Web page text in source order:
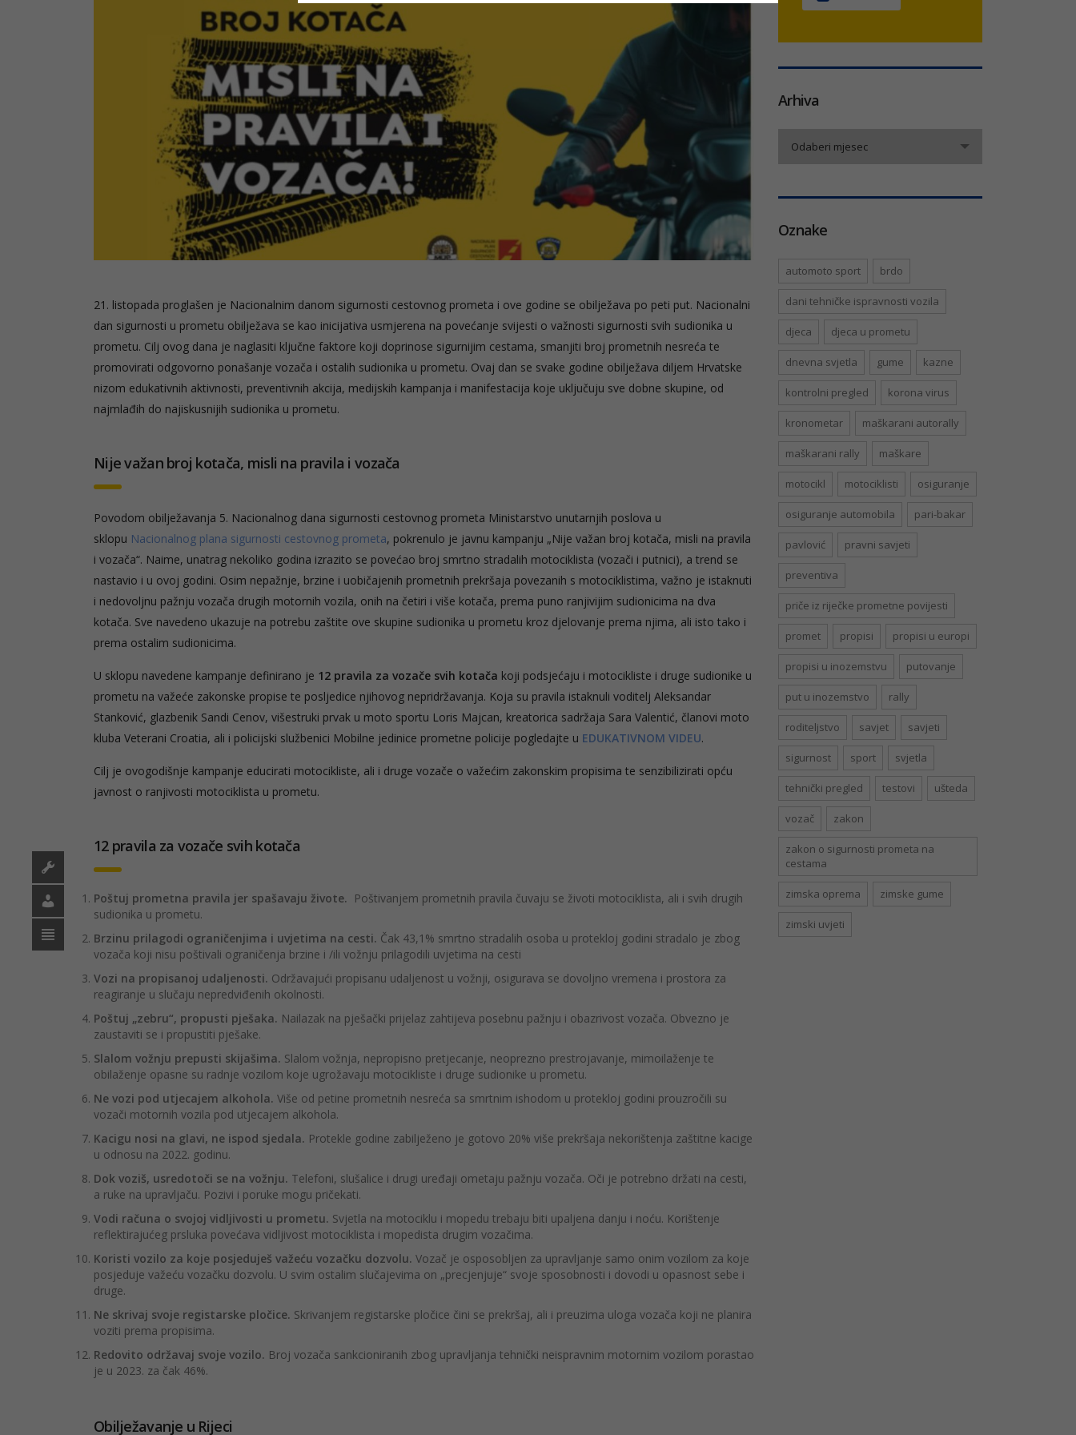
21. listopada proglašen je Nacionalnim danom sigurnosti cestovnog prometa i ove godine se obilježava po peti put. Nacionalni
dan sigurnosti u prometu obilježava se kao inicijativa usmjerena na povećanje svijesti o važnosti sigurnosti svih sudionika u
prometu. Cilj ovog dana je naglasiti ključne faktore koji doprinose sigurnijim cestama, smanjiti broj prometnih nesreća te
promovirati odgovorno ponašanje vozača i ostalih sudionika u prometu. Ovaj dan se svake godine obilježava diljem Hrvatske
nizom edukativnih aktivnosti, preventivnih akcija, medijskih kampanja i manifestacija koje uključuju sve dobne skupine, od
najmlađih do najiskusnijih sudionika u prometu.
Nije važan broj kotača, misli na pravila i vozača
Povodom obilježavanja 5. Nacionalnog dana sigurnosti cestovnog prometa Ministarstvo unutarnjih poslova u
sklopu Nacionalnog plana sigurnosti cestovnog prometa, pokrenulo je javnu kampanju „Nije važan broj kotača, misli na pravila
i vozača“. Naime, unatrag nekoliko godina izrazito se povećao broj smrtno stradalih motociklista (vozači i putnici), a trend se
nastavio i u ovoj godini. Osim nepažnje, brzine i uobičajenih prometnih prekršaja povezanih s motociklistima, važno je istaknuti
i nedovoljnu pažnju vozača drugih motornih vozila, onih na četiri i više kotača, prema puno ranjivijim sudionicima na dva
kotača. Sve navedeno ukazuje na potrebu zaštite ove skupine sudionika u prometu kroz djelovanje prema njima, ali isto tako i
prema ostalim sudionicima.
U sklopu navedene kampanje definirano je 12 pravila za vozače svih kotača koji podsjećaju i motocikliste i druge sudionike u
prometu na važeće zakonske propise te posljedice njihovog nepridržavanja. Koja su pravila istaknuli voditelj Aleksandar
Stanković, glazbenik Sandi Cenov, višestruki prvak u moto sportu Loris Majcan, kreatorica sadržaja Sara Valentić, članovi moto
kluba Veterani Croatia, ali i policijski službenici Mobilne jedinice prometne policije pogledajte u EDUKATIVNOM VIDEU.
Cilj je ovogodišnje kampanje educirati motocikliste, ali i druge vozače o važećim zakonskim propisima te senzibilizirati opću
javnost o ranjivosti motociklista u prometu.
12 pravila za vozače svih kotača
Poštuj prometna pravila jer spašavaju živote. Poštivanjem prometnih pravila čuvaju se životi motociklista, ali i svih drugih
sudionika u prometu.
Brzinu prilagodi ograničenjima i uvjetima na cesti. Čak 43,1% smrtno stradalih osoba u protekloj godini stradalo je zbog
vozača koji nisu poštivali ograničenja brzine i /ili vožnju prilagodili uvjetima na cesti
Vozi na propisanoj udaljenosti. Održavajući propisanu udaljenost u vožnji, osigurava se dovoljno vremena i prostora za
reagiranje u slučaju nepredviđenih okolnosti.
Poštuj „zebru“, propusti pješaka. Nailazak na pješački prijelaz zahtijeva posebnu pažnju i obazrivost vozača. Obvezno je
zaustaviti se i propustiti pješake.
Slalom vožnju prepusti skijašima. Slalom vožnja, nepropisno pretjecanje, neoprezno prestrojavanje, mimoilaženje te
obilaženje opasne su radnje vozilom koje ugrožavaju motocikliste i druge sudionike u prometu.
Ne vozi pod utjecajem alkohola. Više od petine prometnih nesreća sa smrtnim ishodom u protekloj godini prouzročili su
vozači motornih vozila pod utjecajem alkohola.
Kacigu nosi na glavi, ne ispod sjedala. Protekle godine zabilježeno je gotovo 20% više prekršaja nekorištenja zaštitne kacige
u odnosu na 2022. godinu.
Dok voziš, usredotoči se na vožnju. Telefoni, slušalice i drugi uređaji ometaju pažnju vozača. Oči je potrebno držati na cesti,
a ruke na upravljaču. Pozivi i poruke mogu pričekati.
Vodi računa o svojoj vidljivosti u prometu. Svjetla na motociklu i mopedu trebaju biti upaljena danju i noću. Korištenje
reflektirajućeg prsluka povećava vidljivost motociklista i mopedista drugim vozačima.
Koristi vozilo za koje posjeduješ važeću vozačku dozvolu. Vozač je osposobljen za upravljanje samo onim vozilom za koje
posjeduje važeću vozačku dozvolu. U svim ostalim slučajevima on „precjenjuje“ svoje sposobnosti i dovodi u opasnost sebe i
druge.
Ne skrivaj svoje registarske pločice. Skrivanjem registarske pločice čini se prekršaj, ali i preuzima uloga vozača koji ne planira
voziti prema propisima.
Redovito održavaj svoje vozilo. Broj vozača sankcioniranih zbog upravljanja tehnički neispravnim motornim vozilom porastao
je u 2023. za čak 46%.
Obilježavanje u Rijeci
Arhiva
Odaberi mjesec
Oznake
automoto sport brdo
dani tehničke ispravnosti vozila
djeca djeca u prometu
dnevna svjetla gume kazne
kontrolni pregled korona virus
kronometar maškarani autorally
maškarani rally maškare
motocikl motociklisti osiguranje
osiguranje automobila pari-bakar
pavlović pravni savjeti
preventiva
priče iz riječke prometne povijesti
promet propisi propisi u europi
propisi u inozemstvu putovanje
put u inozemstvo rally
roditeljstvo savjet savjeti
sigurnost sport svjetla
tehnički pregled testovi ušteda
vozač zakon
zakon o sigurnosti prometa na
cestama
zimska oprema zimske gume
zimski uvjeti